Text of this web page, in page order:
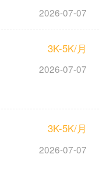
2026-07-07
3K-5K/月
2026-07-07
3K-5K/月
2026-07-07